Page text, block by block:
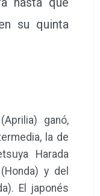
su quinta
ganó,
la de
Harada
y del
El japonés